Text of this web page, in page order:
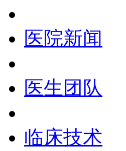
医院新闻
医生团队
临床技术